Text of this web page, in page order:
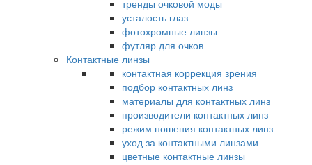
тренды очковой моды
усталость глаз
фотохромные линзы
футляр для очков
Контактные линзы
контактная коррекция зрения
подбор контактных линз
материалы для контактных линз
производители контактных линз
режим ношения контактных линз
уход за контактными линзами
цветные контактные линзы